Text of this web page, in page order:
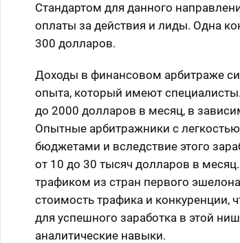
Стандартом для данного
оплаты за действия и лиды. Одна
300 долларов.
Доходы в финансовом арбитраже
опыта, который имеют
до 2000 долларов в месяц, в
Опытные арбитражники с
бюджетами и вследствие этого
от 10 до 30 тысяч долларов в
трафиком из стран первого
стоимость трафика и конкуренции,
для успешного заработка в этой
аналитические навыки.